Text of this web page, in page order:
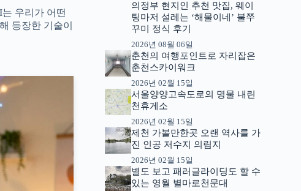
우리가 어떤
등장한 기술이
의정부 현지인 추천 맛집, 웨이
팅마저 설레는 ‘해물이네’ 불쭈
꾸미 정식 후기
2026년 08월 06일
춘천의 여행포인트로 자리잡은
춘천스카이워크
2026년 02월 15일
서울양양고속도로의 명물 내린
천휴게소
2026년 02월 15일
제천 가볼만한곳 오랜 역사를 가
진 인공 저수지 의림지
2026년 02월 15일
별도 보고 패러글라이딩도 할 수
있는 영월 별마로천문대